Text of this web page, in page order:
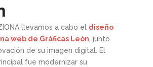
llevamos a cabo el diseño
web de Gráficas León , junto
de su imagen digital. El
fue modernizar su